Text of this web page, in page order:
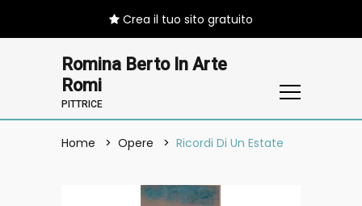
Crea il tuo sito gratuito
Romina Berto In Arte
Romi
PITTRICE
Home Opere Ricordi Di Un Estate